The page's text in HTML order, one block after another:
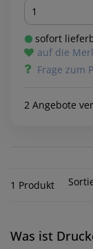
Menge
sofort
auf die
Frage zum
2 Angebote
1 Produkt
Was ist